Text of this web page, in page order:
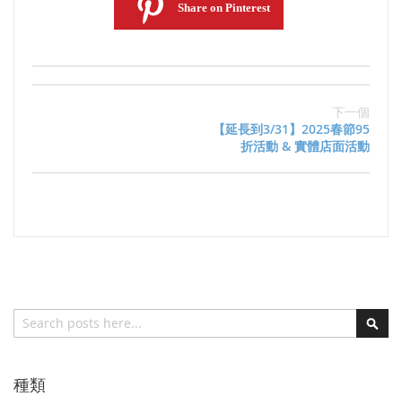
Share on Pinterest
下一個
【延長到3/31】2025春節95
折活動 & 實體店面活動
搜索
種類